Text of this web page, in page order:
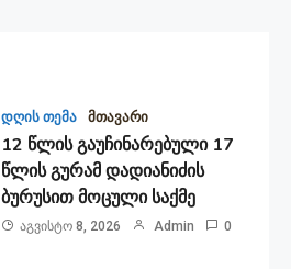
დღის თემა მთავარი
12 წლის გაუჩინარებული 17
წლის გურამ დადიანიძის
ბურუსით მოცული საქმე
Აგვისტო 8, 2026 Admin 0